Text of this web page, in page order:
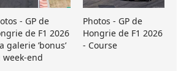
- GP de
de F1 2026
galerie ’bonus’
week-end
Photos - GP de
Hongrie de F1 2026
- Course